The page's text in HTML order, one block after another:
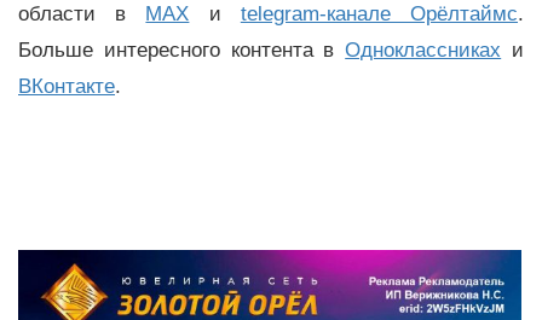
области в MAX и telegram-канале Орёлтаймс.
Больше интересного контента вОдноклассниках и
ВКонтакте.